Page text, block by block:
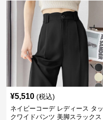
¥5,510 (税込)
ネイビーコーデ レディース タッ
クワイドパンツ 美脚スラックス